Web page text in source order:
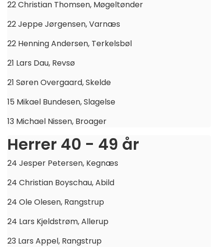
22 Christian Thomsen, Møgeltønder
22 Jeppe Jørgensen, Varnæs
22 Henning Andersen, Terkelsbøl
21 Lars Dau, Revsø
21 Søren Overgaard, Skelde
15 Mikael Bundesen, Slagelse
13 Michael Nissen, Broager
Herrer 40 - 49 år
24 Jesper Petersen, Kegnæs
24 Christian Boyschau, Abild
24 Ole Olesen, Rangstrup
24 Lars Kjeldstrøm, Allerup
23 Lars Appel, Rangstrup